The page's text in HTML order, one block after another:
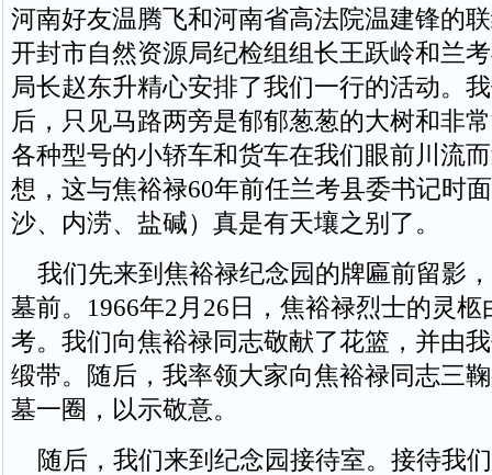
河南好友温腾飞和河南省高法院温建锋的
开封市自然资源局纪检组组长王跃岭和兰
局长赵东升精心安排了我们一行的活动。
后，只见马路两旁是郁郁葱葱的大树和非
各种型号的小轿车和货车在我们眼前川流
想，这与焦裕禄60年前任兰考县委书记时
沙、内涝、盐碱）真是有天壤之别了。
我们先来到焦裕禄纪念园的牌匾前留影
墓前。1966年2月26日，焦裕禄烈士的灵柩
考。我们向焦裕禄同志敬献了花篮，并由
缎带。随后，我率领大家向焦裕禄同志三
墓一圈，以示敬意。
随后，我们来到纪念园接待室。接待我